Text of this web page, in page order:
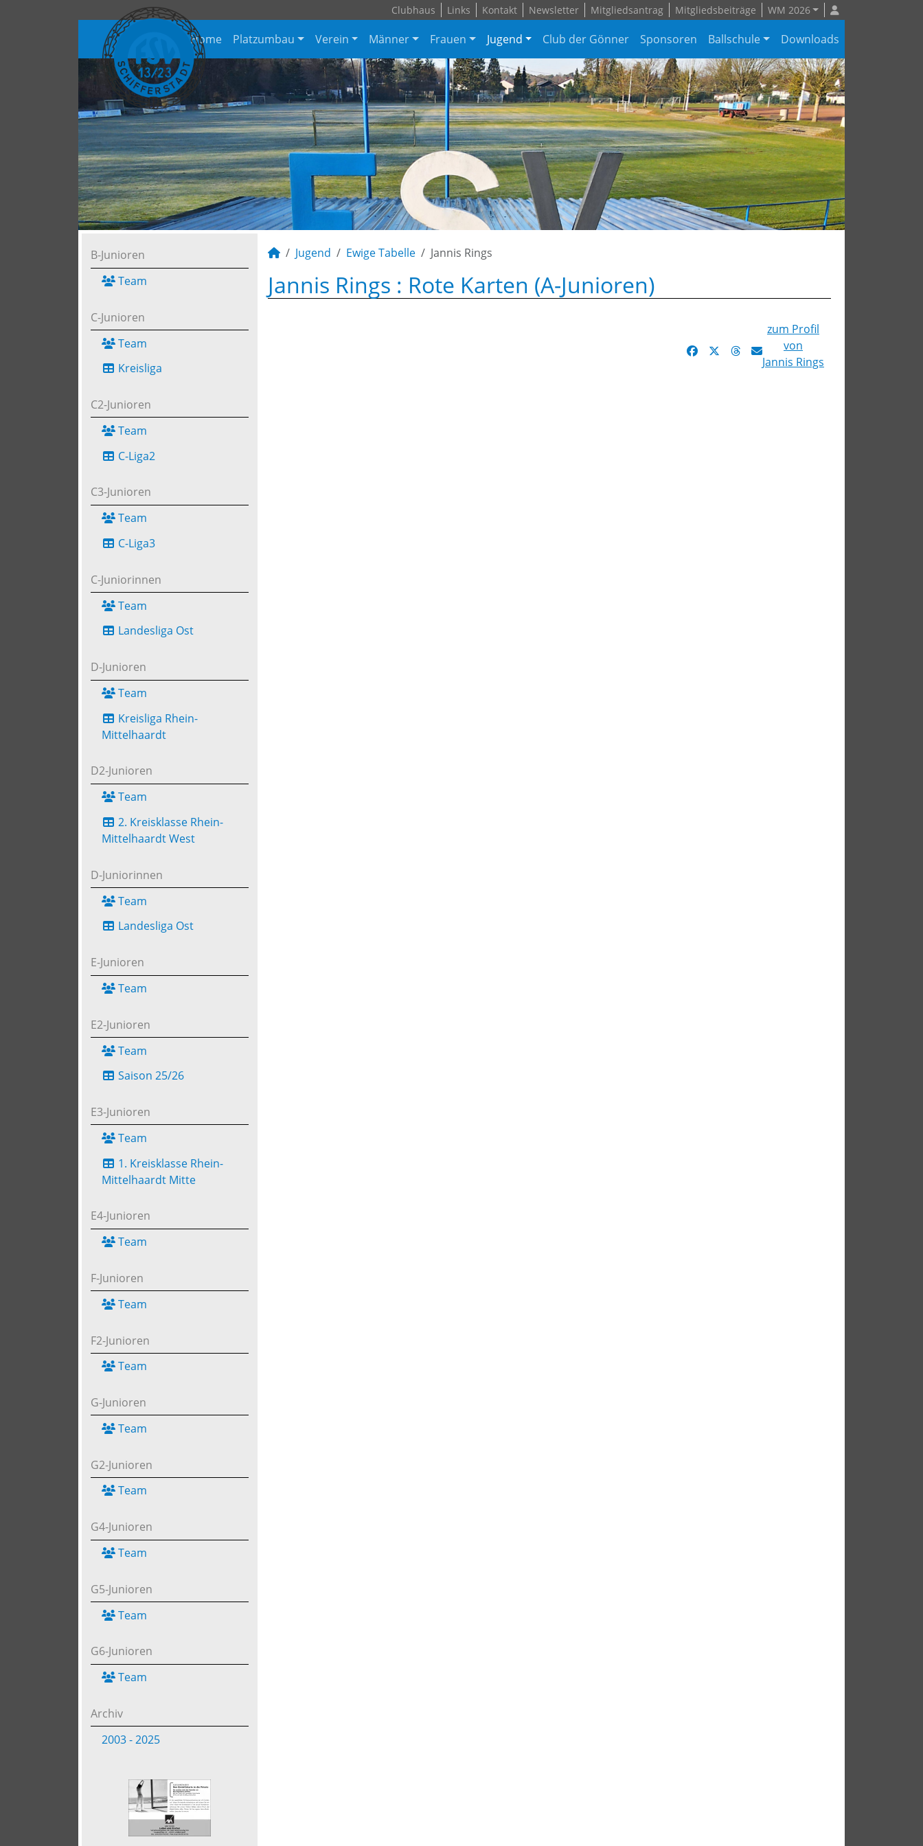
Clubhaus Links Kontakt Newsletter Mitgliedsantrag Mitgliedsbeiträge WM 2026
Home Platzumbau Verein Männer Frauen Jugend Club der Gönner Sponsoren Ballschule Downloads
B-Junioren
Team
C-Junioren
Team
Kreisliga
C2-Junioren
Team
C-Liga2
C3-Junioren
Team
C-Liga3
C-Juniorinnen
Team
Landesliga Ost
D-Junioren
Team
Kreisliga Rhein-
Mittelhaardt
D2-Junioren
Team
2. Kreisklasse Rhein-
Mittelhaardt West
D-Juniorinnen
Team
Landesliga Ost
E-Junioren
Team
E2-Junioren
Team
Saison 25/26
E3-Junioren
Team
1. Kreisklasse Rhein-
Mittelhaardt Mitte
E4-Junioren
Team
F-Junioren
Team
F2-Junioren
Team
G-Junioren
Team
G2-Junioren
Team
G4-Junioren
Team
G5-Junioren
Team
G6-Junioren
Team
Archiv
2003 - 2025
Jugend Ewige Tabelle Jannis Rings
Jannis Rings : Rote Karten (A-Junioren)
zum Profil
von
Jannis Rings